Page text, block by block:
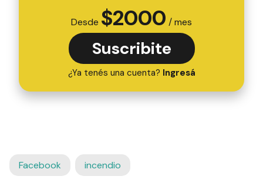
Desde $2000 / mes
Suscribite
¿Ya tenés una cuenta? Ingresá
Facebook incendio